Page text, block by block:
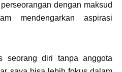
dengan maksud
mendengarkan aspirasi
seorang diri tanpa anggota